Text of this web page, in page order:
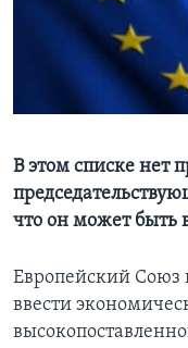
Learning English
СОЦИАЛЬНЫЕ СЕТИ
Языки
В этом списке нет
что он может быть
Европейский Союз
ввести